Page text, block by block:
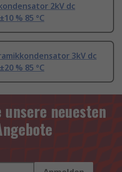
2kV dc
% 85 °C
3kV dc
% 85 °C
neuesten